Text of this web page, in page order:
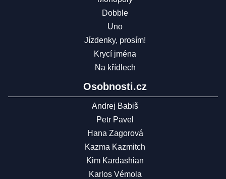
Dobble
Uno
Jízdenky, prosím!
Krycí jména
Na křídlech
Osobnosti.cz
Andrej Babiš
Petr Pavel
Hana Zagorová
Kazma Kazmitch
Kim Kardashian
Karlos Vémola